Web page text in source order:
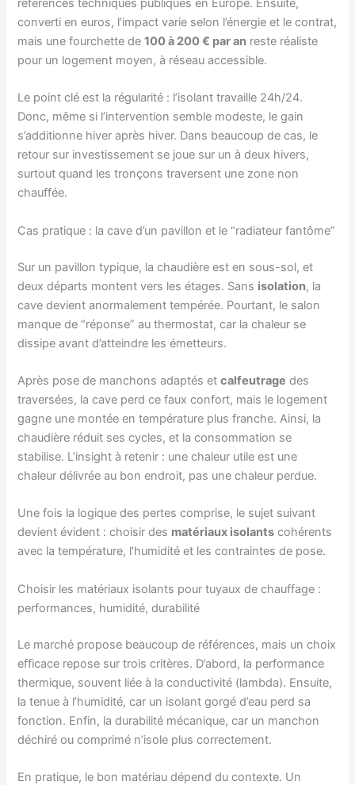
références techniques publiques en Europe. Ensuite,
converti en euros, l’impact varie selon l’énergie et le contrat,
mais une fourchette de100 à 200 € par an reste réaliste
pour un logement moyen, à réseau accessible.
Le point clé est la régularité : l’isolant travaille 24h/24.
Donc, même si l’intervention semble modeste, le gain
s’additionne hiver après hiver. Dans beaucoup de cas, le
retour sur investissement se joue sur un à deux hivers,
surtout quand les tronçons traversent une zone non
chauffée.
Cas pratique : la cave d’un pavillon et le “radiateur fantôme”
Sur un pavillon typique, la chaudière est en sous-sol, et
deux départs montent vers les étages. Sans isolation, la
cave devient anormalement tempérée. Pourtant, le salon
manque de “réponse” au thermostat, car la chaleur se
dissipe avant d’atteindre les émetteurs.
Après pose de manchons adaptés etcalfeutrage des
traversées, la cave perd ce faux confort, mais le logement
gagne une montée en température plus franche. Ainsi, la
chaudière réduit ses cycles, et la consommation se
stabilise. L’insight à retenir : une chaleur utile est une
chaleur délivrée au bon endroit, pas une chaleur perdue.
Une fois la logique des pertes comprise, le sujet suivant
devient évident : choisir des matériaux isolants cohérents
avec la température, l’humidité et les contraintes de pose.
Choisir les matériaux isolants pour tuyaux de chauffage :
performances, humidité, durabilité
Le marché propose beaucoup de références, mais un choix
efficace repose sur trois critères. D’abord, la performance
thermique, souvent liée à la conductivité (lambda). Ensuite,
la tenue à l’humidité, car un isolant gorgé d’eau perd sa
fonction. Enfin, la durabilité mécanique, car un manchon
déchiré ou comprimé n’isole plus correctement.
En pratique, le bon matériau dépend du contexte. Un